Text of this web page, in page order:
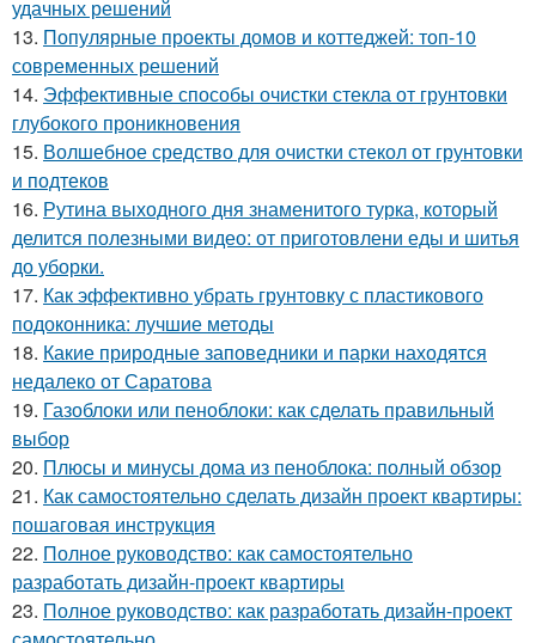
удачных решений
13. Популярные проекты домов и коттеджей: топ-10
современных решений
14. Эффективные способы очистки стекла от грунтовки
глубокого проникновения
15. Волшебное средство для очистки стекол от грунтовки
и подтеков
16. Рутина выходного дня знаменитого турка, который
делится полезными видео: от приготовлени еды и шитья
до уборки.
17. Как эффективно убрать грунтовку с пластикового
подоконника: лучшие методы
18. Какие природные заповедники и парки находятся
недалеко от Саратова
19. Газоблоки или пеноблоки: как сделать правильный
выбор
20. Плюсы и минусы дома из пеноблока: полный обзор
21. Как самостоятельно сделать дизайн проект квартиры:
пошаговая инструкция
22. Полное руководство: как самостоятельно
разработать дизайн-проект квартиры
23. Полное руководство: как разработать дизайн-проект